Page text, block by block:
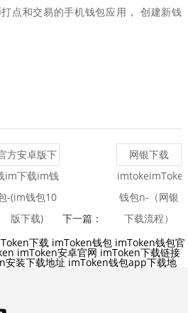
点和交易的手机钱包应用， 创建新钱
方安卓版下
im下载im钱
-(im钱包10
版下载)
下一篇：
网银下载
钱包n-（网银
下载流程）
下载 imToken钱包 imToken钱包官
imToken安卓官网 imToken下载链接
安装下载地址 imToken钱包app下载地